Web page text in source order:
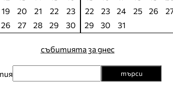
19 20 21 22
23
26 27 28 29 30
22
23 24 25 26
29
30 31
събитията за днес
търси